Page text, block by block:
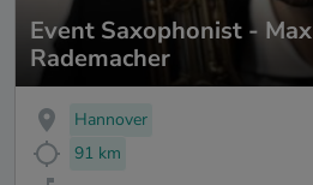
Event Saxophonist - Max
Rademacher
Hannover
91 km